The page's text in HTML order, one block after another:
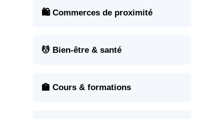
🛍️ Commerces de proximité
💆 Bien-être & santé
🏫 Cours & formations